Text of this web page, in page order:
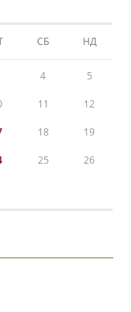
СБ НД
4 5
11 12
18 19
25 26